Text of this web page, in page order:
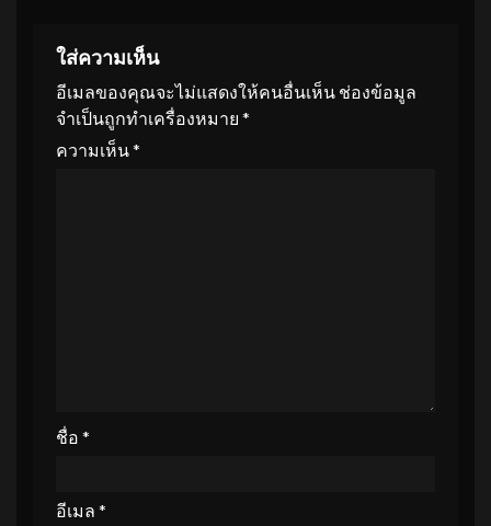
ใส่ความเห็น
อีเมลของคุณจะไม่แสดงให้คนอื่นเห็น ช่องข้อมูล
จำเป็นถูกทำเครื่องหมาย *
ความเห็น*
ชื่อ *
อีเมล *